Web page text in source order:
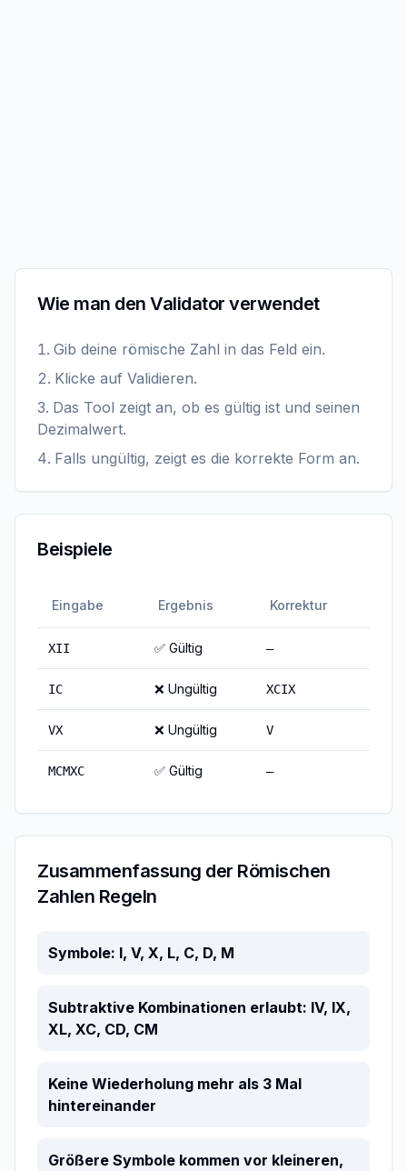
Wie man den Validator verwendet
Gib deine römische Zahl in das Feld ein.
Klicke auf Validieren.
Das Tool zeigt an, ob es gültig ist und seinen
Dezimalwert.
Falls ungültig, zeigt es die korrekte Form an.
Beispiele
Eingabe Ergebnis Korrektur
XII ✅ Gültig —
IC ❌ Ungültig XCIX
VX ❌ Ungültig V
MCMXC ✅ Gültig —
Zusammenfassung der Römischen
Zahlen Regeln
Symbole: I, V, X, L, C, D, M
Subtraktive Kombinationen erlaubt: IV, IX,
XL, XC, CD, CM
Keine Wiederholung mehr als 3 Mal
hintereinander
Größere Symbole kommen vor kleineren,